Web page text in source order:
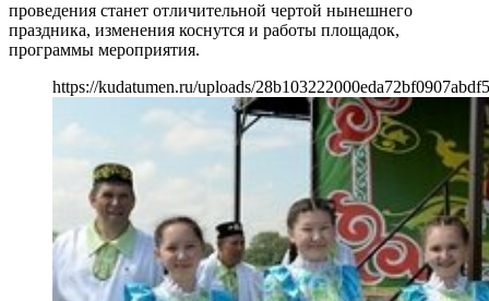
проведения станет отличительной чертой нынешнего
праздника, изменения коснутся и работы площадок,
программы мероприятия.
https://kudatumen.ru/uploads/